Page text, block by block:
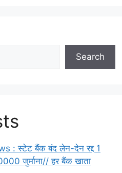
Search
: स्टेट बैंक बंद लेन-देन रद्द 1
जुर्माना// हर बैंक खाता